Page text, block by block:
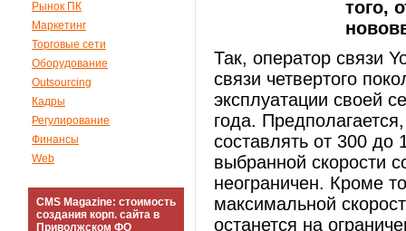
Рынок ПК
Маркетинг
Торговые сети
Оборудование
Outsourcing
Кадры
Регулирование
Финансы
Web
CMS Magazine: стоимость
создания корп. сайта в
Приволжском ФО
того,
Так, оператор связи
связи четвертого
эксплуатации своей
года.
составлять от 300 до
выбранной скорости
неограничен. Кроме
максимальной
останется на